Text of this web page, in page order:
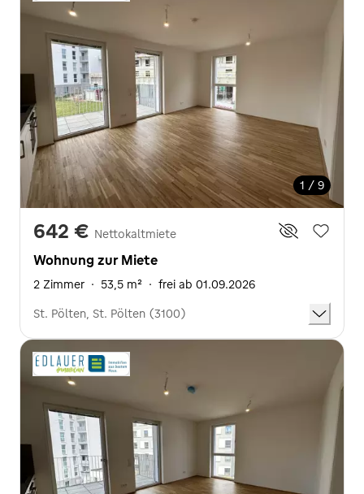
1 / 9
642 € Nettokaltmiete
Wohnung zur Miete
2 Zimmer · 53,5 m² · frei ab 01.09.2026
St. Pölten, St. Pölten (3100)